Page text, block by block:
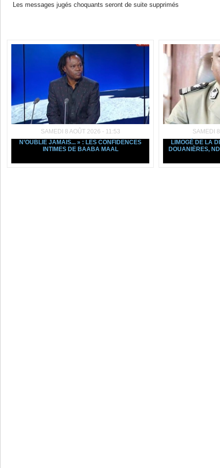
Les messages jugés choquants seront de suite supprimés
SAMEDI 8 AOÛT 2026 - 11:53
N’OUBLIE JAMAIS... » : LES CONFIDENCES
INTIMES DE BAABA MAAL
SAMEDI
LIMOGÉ DE LA
DOUANIÈRES,